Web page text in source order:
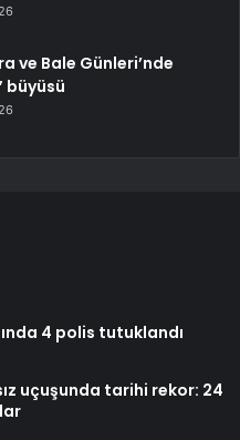
ve Bale Günleri’nde
büyüsü
4 polis tutuklandı
uçuşunda tarihi rekor: 24